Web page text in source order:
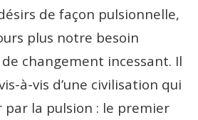
de façon pulsionnelle,
plus notre besoin
changement incessant. Il
à-vis d’une civilisation qui
par la pulsion : le premier